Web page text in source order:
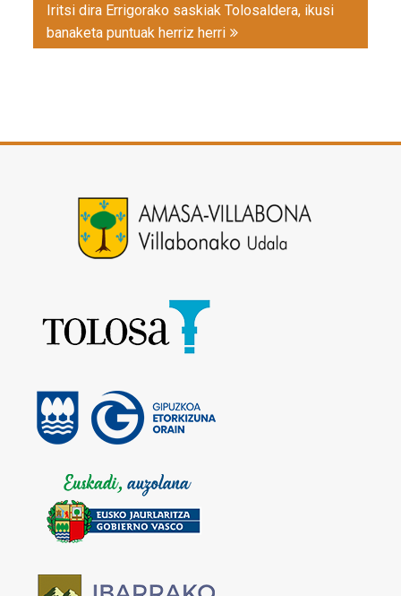
Iritsi dira Errigorako saskiak Tolosaldera, ikusi
banaketa puntuak herriz herri